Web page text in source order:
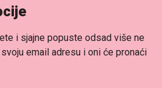
i sjajne popuste odsad više ne
email adresu i oni će pronaći